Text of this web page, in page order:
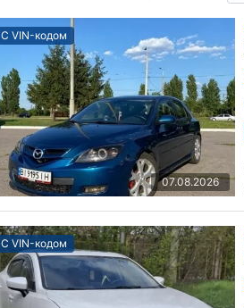
С VIN-кодом
07.08.2026
С VIN-кодом